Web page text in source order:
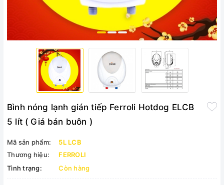
Bình nóng lạnh gián tiếp Ferroli Hotdog ELCB
5 lít ( Giá bán buôn )
Mã sản phẩm:
5L LCB
Thương hiệu:
FERROLI
Tình trạng:
Còn hàng